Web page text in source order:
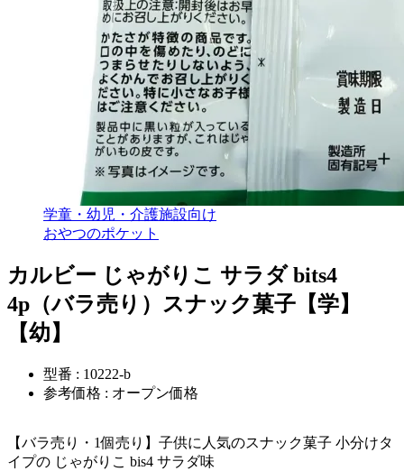
学童・幼児・介護施設向け
おやつのポケット
カルビー じゃがりこ サラダ bits4
4p（バラ売り）スナック菓子【学】
【幼】
型番 : 10222-b
参考価格 : オープン価格
【バラ売り・1個売り】子供に人気のスナック菓子 小分けタ
イプの じゃがりこ bis4 サラダ味